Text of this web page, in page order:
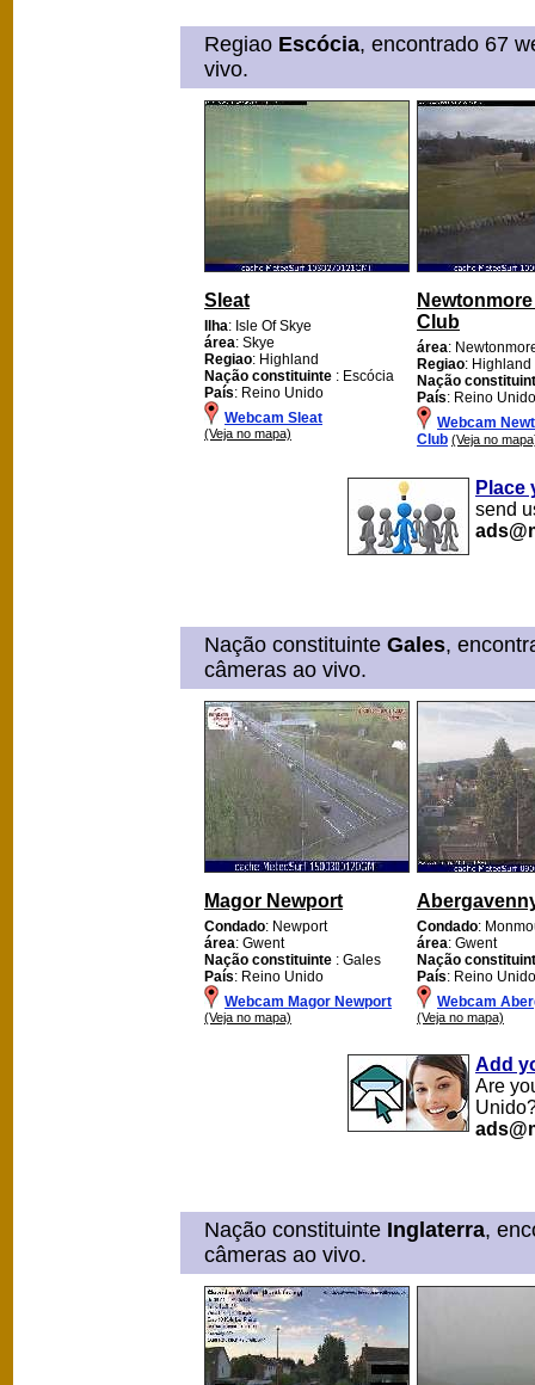
Regiao Escócia, encontrado 67
vivo.
Sleat
Ilha: Isle Of Skye
área: Skye
Regiao: Highland
Nação constituinte : Escócia
País: Reino Unido
Webcam Sleat
(Veja no mapa)
Club
área:
Regiao: Highland
Nação
País: Reino Unido
Webcam
Club (Veja no
Place
send
Nação constituinte Gales,
câmeras ao vivo.
Magor Newport
Condado: Newport
área: Gwent
Nação constituinte : Gales
País: Reino Unido
Webcam Magor Newport
(Veja no mapa)
Condado:
área: Gwent
Nação
País: Reino Unido
Webcam
(Veja no mapa)
Add
Are
Nação constituinte Inglaterra,
câmeras ao vivo.